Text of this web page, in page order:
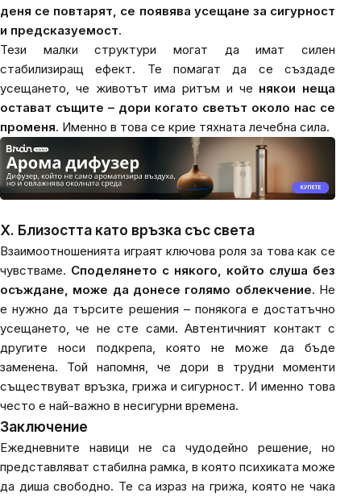
деня се повтарят, се появява усещане за сигурност
и предсказуемост.
Тези малки структури могат да имат силен
стабилизиращ ефект. Те помагат да се създаде
усещането, че животът има ритъм и че някои неща
остават същите – дори когато светът около нас се
променя. Именно в това се крие тяхната лечебна сила.
X. Близостта като връзка със света
Взаимоотношенията играят ключова роля за това как се
чувстваме. Споделянето с някого, който слуша без
осъждане, може да донесе голямо облекчение. Не
е нужно да търсите решения – понякога е достатъчно
усещането, че не сте сами. Автентичният контакт с
другите носи подкрепа, която не може да бъде
заменена. Той напомня, че дори в трудни моменти
съществуват връзка, грижа и сигурност. И именно това
често е най-важно в несигурни времена.
Заключение
Ежедневните навици не са чудодейно решение, но
представляват стабилна рамка, в която психиката може
да диша свободно. Те са израз на грижа, която не чака